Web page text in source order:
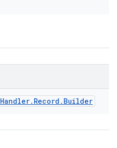
Handler. Record . Builder